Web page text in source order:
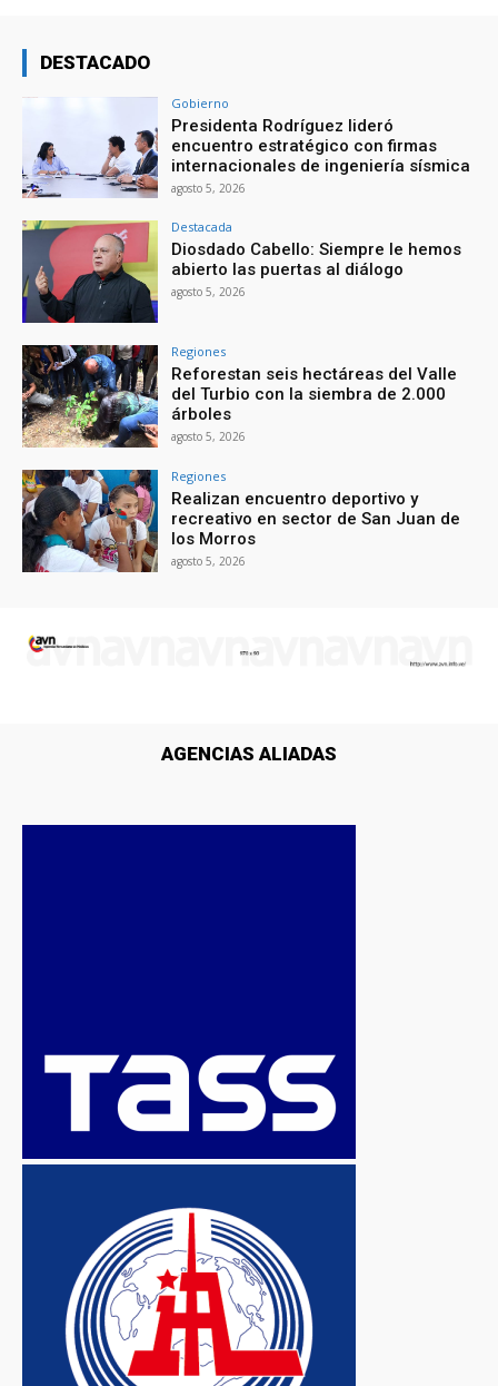
DESTACADO
Gobierno
Presidenta Rodríguez lideró
encuentro estratégico con firmas
internacionales de ingeniería sísmica
agosto 5, 2026
Destacada
Diosdado Cabello: Siempre le hemos
abierto las puertas al diálogo
agosto 5, 2026
Regiones
Reforestan seis hectáreas del Valle
del Turbio con la siembra de 2.000
árboles
agosto 5, 2026
Regiones
Realizan encuentro deportivo y
recreativo en sector de San Juan de
los Morros
agosto 5, 2026
AGENCIAS ALIADAS